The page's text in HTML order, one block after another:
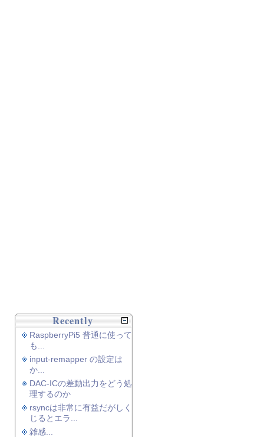
Recently
RaspberryPi5 普通に使って
も...
input-remapper の設定は
か...
DAC-ICの差動出力をどう処
理するのか
rsyncは非常に有益だがしく
じるとエラ...
雑感...